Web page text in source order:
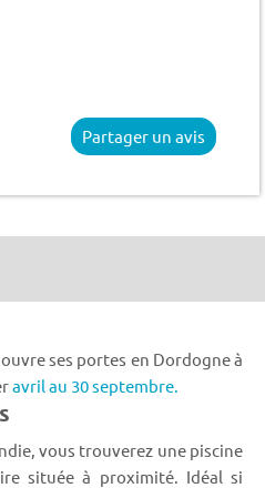
Partager un avis
ses portes en Dordogne à
avril au 30 septembre.
vous trouverez une piscine
située à proximité. Idéal si